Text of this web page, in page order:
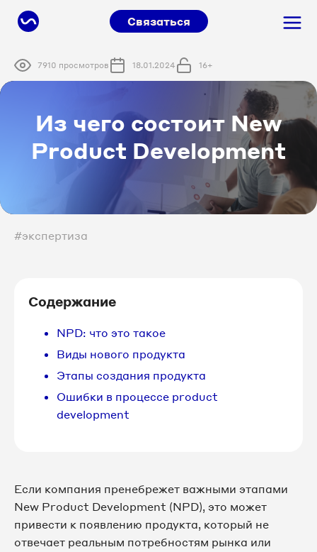
Связаться
7910 просмотров 18.01.2024 16+
Из чего состоит New
Product Development
#экспертиза
Содержание
NPD: что это такое
Виды нового продукта
Этапы создания продукта
Ошибки в процессе product
development
Если компания пренебрежет важными этапами
New Product Development (NPD), это может
привести к появлению продукта, который не
отвечает реальным потребностям рынка или